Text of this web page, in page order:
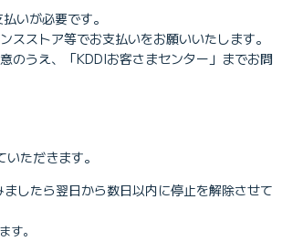
いが必要です。
スストア等でお支払いをお願いいたします。
のうえ、「KDDIお客さまセンター」までお問
ただきます。
したら翌日から数日以内に停止を解除させて
す。